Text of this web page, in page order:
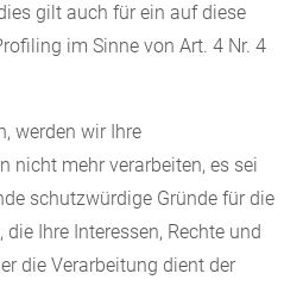
gilt auch für ein auf diese
im Sinne von Art. 4 Nr. 4
werden wir Ihre
nicht mehr verarbeiten, es sei
schutzwürdige Gründe für die
Ihre Interessen, Rechte und
die Verarbeitung dient der